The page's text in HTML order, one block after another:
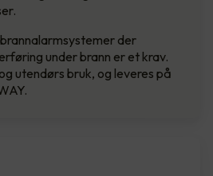
der
under brann er et krav.
utendørs bruk, og leveres på